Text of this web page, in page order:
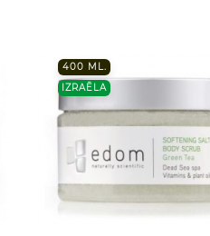
400 ML.
IZRAĒLA